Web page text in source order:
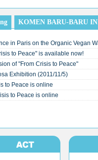
KOMEN BARU-BARU